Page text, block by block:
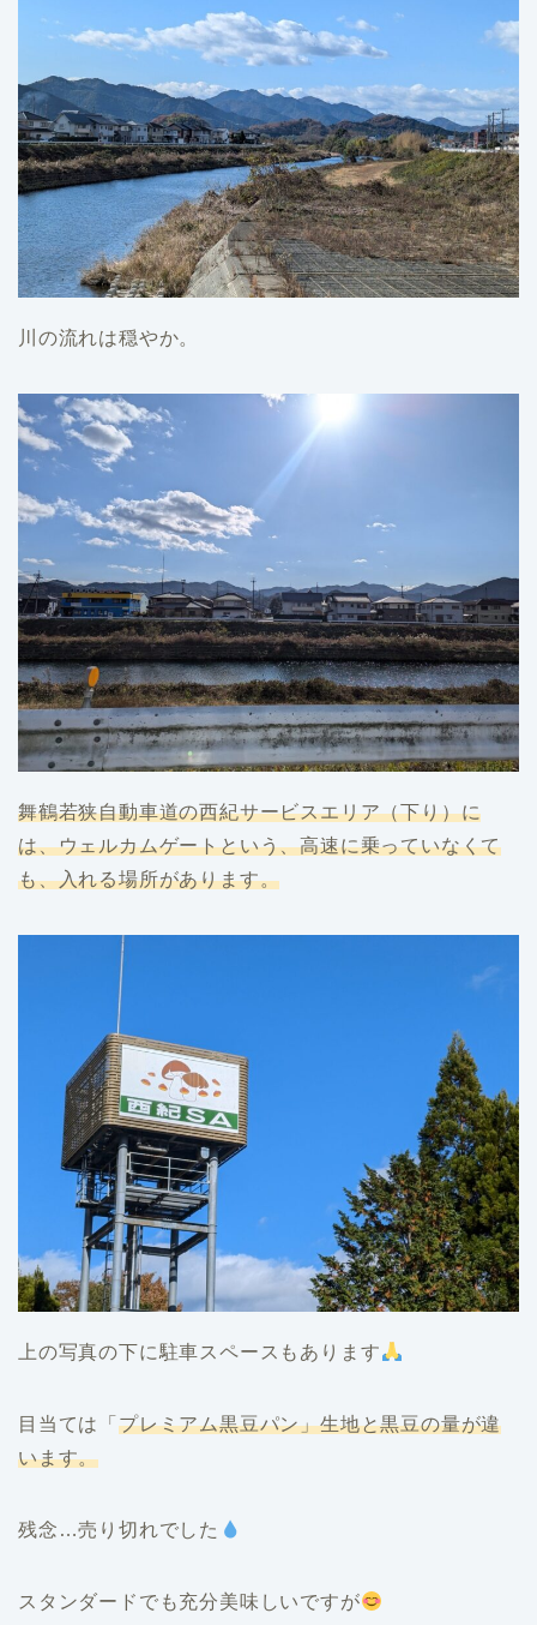
川の流れは穏やか。
舞鶴若狭自動車道の西紀サービスエリア（下り）に
は、ウェルカムゲートという、高速に乗っていなくて
も、入れる場所があります。
上の写真の下に駐車スペースもあります
目当ては「 プレミアム黒豆パン」生地と黒豆の量が違
います。
残念…売り切れでした
スタンダードでも充分美味しいですが